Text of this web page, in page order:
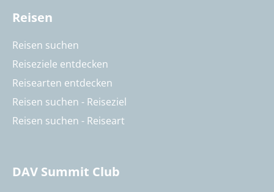
Reisen
Reisen suchen
Reiseziele entdecken
Reisearten entdecken
Reisen suchen - Reiseziel
Reisen suchen - Reiseart
DAV Summit Club